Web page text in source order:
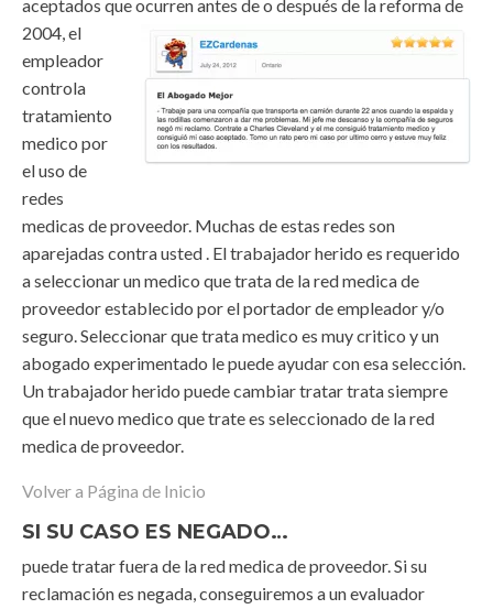
aceptados que ocurren antes de o después de lareforma de
2004, el
empleador
controla
tratamiento
medico por
el uso de
redes
medicas de proveedor. Muchas de estas redes son
aparejadas contra usted . El trabajador herido es requerido
a seleccionar un medico que trata de la red medica de
proveedor establecido por el portador de empleador y/o
seguro. Seleccionar que trata medico es muy critico y un
abogado experimentado le puede ayudar con esa selección.
Un trabajador herido puede cambiar tratar trata siempre
que el nuevo medico que trate es seleccionado de la red
medica de proveedor.
Volver a Página de Inicio
SI SU CASO ES NEGADO…
puede tratar fuera de la red medica de proveedor. Si su
reclamación es negada, conseguiremos a un evaluador